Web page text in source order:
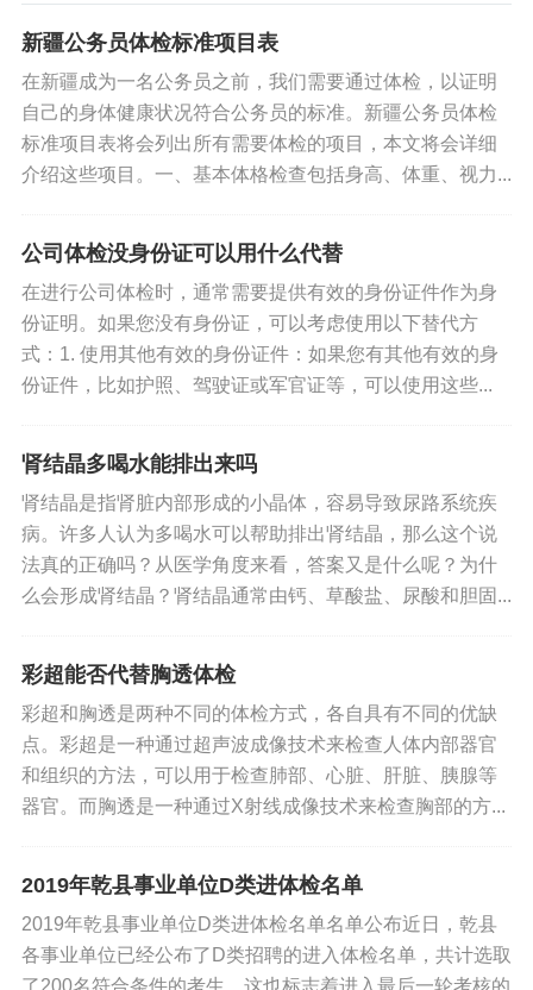
常情况。
预防右肾积液的重要性
切记，大多数情况下，右肾积液远未达到需要切除
整个肾脏的地步。如果您能要早发现、早治疗，那
结尾
总体而言，右肾积液是一个严肃但不全然无法治愈
的疾病。只要我们要保持警惕，积极采取预防和治
标签: 入职体检右肾积液
新疆公务员体检标准项目表
在新疆成为一名公务员之前，我们需要通过体检，以证明
自己的身体健康状况符合公务员的标准。新疆公务员体检
标准项目表将会列出所有需要体检的项目，本文将会详细
介绍这些项目。一、基本体格检查包括身高、体重、视力...
公司体检没身份证可以用什么代替
在进行公司体检时，通常需要提供有效的身份证件作为身
份证明。如果您没有身份证，可以考虑使用以下替代方
式：1. 使用其他有效的身份证件：如果您有其他有效的身
份证件，比如护照、驾驶证或军官证等，可以使用这些...
肾结晶多喝水能排出来吗
肾结晶是指肾脏内部形成的小晶体，容易导致尿路系统疾
病。许多人认为多喝水可以帮助排出肾结晶，那么这个说
法真的正确吗？从医学角度来看，答案又是什么呢？为什
么会形成肾结晶？肾结晶通常由钙、草酸盐、尿酸和胆固...
彩超能否代替胸透体检
彩超和胸透是两种不同的体检方式，各自具有不同的优缺
点。彩超是一种通过超声波成像技术来检查人体内部器官
和组织的方法，可以用于检查肺部、心脏、肝脏、胰腺等
器官。而胸透是一种通过X射线成像技术来检查胸部的方...
2019年乾县事业单位D类进体检名单
2019年乾县事业单位D类进体检名单名单公布近日，乾县
各事业单位已经公布了D类招聘的进入体检名单，共计选取
了200名符合条件的考生。这也标志着进入最后一轮考核的